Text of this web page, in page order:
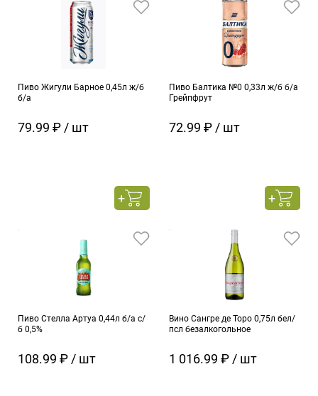
Пиво Жигули Барное 0,45л ж/б
б/а
79.99 ₽ / шт
Пиво Балтика №0 0,33л ж/б б/а
Грейпфрут
72.99 ₽ / шт
Пиво Стелла Артуа 0,44л б/а с/
б 0,5%
108.99 ₽ / шт
Вино Сангре де Торо 0,75л бел/
псл безалкогольное
1 016.99 ₽ / шт